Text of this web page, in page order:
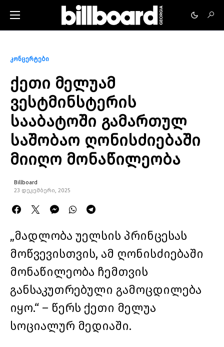
კონცერტები
ქეთი მელუამ
ვესტმინსტერის
სააბატოში გამართულ
საშობაო ღონისძიებაში
მიიღო მონაწილეობა
Billboard
23 დეკემბერი, 2025
„მადლობა უელსის პრინცესას
მოწვევისთვის, ამ ღონისძიებაში
მონაწილეობა ჩემთვის
განსაკუთრებული გამოცდილება
იყო.“ – წერს ქეთი მელუა
სოციალურ მედიაში.